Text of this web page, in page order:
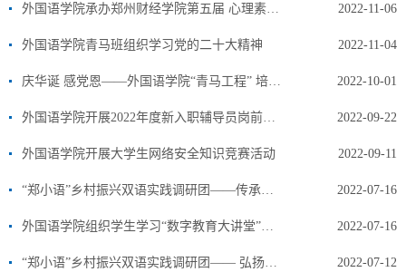
外国语学院承办郑州财经学院第五届 心理素质拓展运动会 2022-11-06
外国语学院青马班组织学习党的二十大精神 2022-11-04
庆华诞 感党恩——外国语学院“青马工程” 培训班向祖国表白送祝福 2022-10-01
外国语学院开展2022年度新入职辅导员岗前培训 2022-09-22
外国语学院开展大学生网络安全知识竞赛活动 2022-09-11
“郑小语”乡村振兴双语实践调研团——传承红色基因，讲好红色故事 2022-07-16
外国语学院组织学生学习“数字教育大讲堂”系列讲座 2022-07-16
“郑小语”乡村振兴双语实践调研团—— 弘扬传统文化，助力乡村振兴 2022-07-12